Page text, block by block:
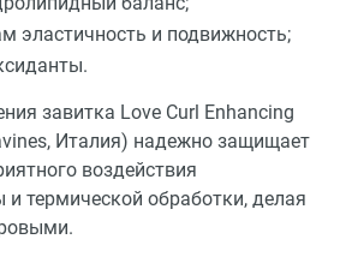
эластичность и подвижность;
завитка Love Curl Enhancing
Италия) надежно защищает
воздействия
термической обработки, делая